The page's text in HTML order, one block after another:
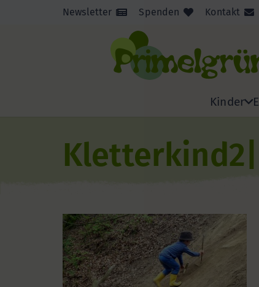
Newsletter Spenden Kontakt
Kinder